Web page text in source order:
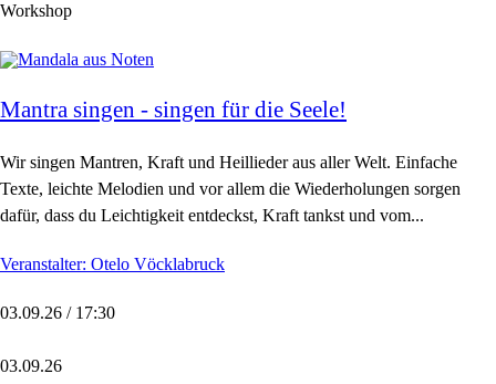
Workshop
Mantra singen - singen für die Seele!
Wir singen Mantren, Kraft und Heillieder aus aller Welt. Einfache
Texte, leichte Melodien und vor allem die Wiederholungen sorgen
dafür, dass du Leichtigkeit entdeckst, Kraft tankst und vom...
Veranstalter: Otelo Vöcklabruck
03.09.26 / 17:30
03.09.26